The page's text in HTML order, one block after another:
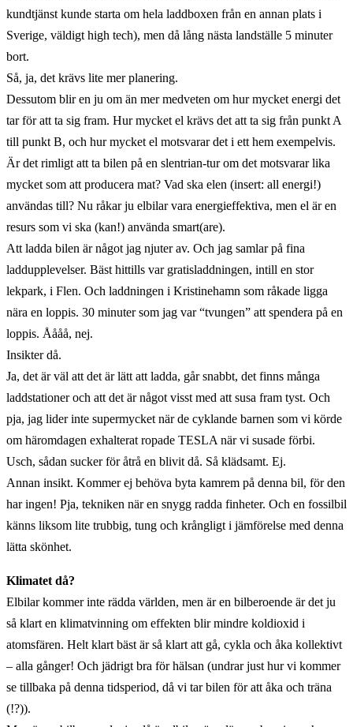
kundtjänst kunde starta om hela laddboxen från en annan plats i
Sverige, väldigt high tech), men då lång nästa landställe 5 minuter
bort.
Så, ja, det krävs lite mer planering.
Dessutom blir en ju om än mer medveten om hur mycket energi det
tar för att ta sig fram. Hur mycket el krävs det att ta sig från punkt A
till punkt B, och hur mycket el motsvarar det i ett hem exempelvis.
Är det rimligt att ta bilen på en slentrian-tur om det motsvarar lika
mycket som att producera mat? Vad ska elen (insert: all energi!)
användas till? Nu råkar ju elbilar vara energieffektiva, men el är en
resurs som vi ska (kan!) använda smart(are).
Att ladda bilen är något jag njuter av. Och jag samlar på fina
laddupplevelser. Bäst hittills var gratisladdningen, intill en stor
lekpark, i Flen. Och laddningen i Kristinehamn som råkade ligga
nära en loppis. 30 minuter som jag var “tvungen” att spendera på en
loppis. Åååå, nej.
Insikter då.
Ja, det är väl att det är lätt att ladda, går snabbt, det finns många
laddstationer och att det är något visst med att susa fram tyst. Och
pja, jag lider inte supermycket när de cyklande barnen som vi körde
om häromdagen exhalterat ropade TESLA när vi susade förbi.
Usch, sådan sucker för åtrå en blivit då. Så klädsamt. Ej.
Annan insikt. Kommer ej behöva byta kamrem på denna bil, för den
har ingen! Pja, tekniken när en snygg radda finheter. Och en fossilbil
känns liksom lite trubbig, tung och krångligt i jämförelse med denna
lätta skönhet.
Klimatet då?
Elbilar kommer inte rädda världen, men är en bilberoende är det ju
så klart en klimatvinning om effekten blir mindre koldioxid i
atomsfären. Helt klart bäst är så klart att gå, cykla och åka kollektivt
– alla gånger! Och jädrigt bra för hälsan (undrar just hur vi kommer
se tillbaka på denna tidsperiod, då vi tar bilen för att åka och träna
(!?)).